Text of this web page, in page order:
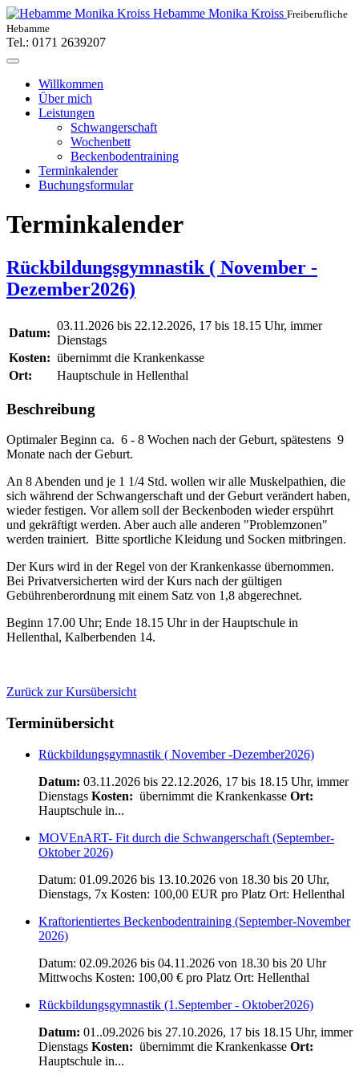
Hebamme Monika Kroiss Freiberufliche
Hebamme
Tel.: 0171 2639207
Willkommen
Über mich
Leistungen
Schwangerschaft
Wochenbett
Beckenbodentraining
Terminkalender
Buchungsformular
Terminkalender
Rückbildungsgymnastik ( November -
Dezember2026)
Datum:
03.11.2026 bis 22.12.2026, 17 bis 18.15 Uhr, immer
Dienstags
Kosten: übernimmt die Krankenkasse
Ort:
Hauptschule in Hellenthal
Beschreibung
Optimaler Beginn ca. 6 - 8 Wochen nach der Geburt, spätestens 9
Monate nach der Geburt.
An 8 Abenden und je 1 1/4 Std. wollen wir alle Muskelpathien, die
sich während der Schwangerschaft und der Geburt verändert haben,
wieder festigen. Vor allem soll der Beckenboden wieder erspührt
und gekräftigt werden. Aber auch alle anderen "Problemzonen"
werden trainiert. Bitte sportliche Kleidung und Socken mitbringen.
Der Kurs wird in der Regel von der Krankenkasse übernommen.
Bei Privatversicherten wird der Kurs nach der gültigen
Gebührenberordnung mit einem Satz von 1,8 abgerechnet.
Beginn 17.00 Uhr; Ende 18.15 Uhr in der Hauptschule in
Hellenthal, Kalberbenden 14.
Zurück zur Kursübersicht
Terminübersicht
Rückbildungsgymnastik ( November -Dezember2026)
Datum: 03.11.2026 bis 22.12.2026, 17 bis 18.15 Uhr, immer
Dienstags Kosten: übernimmt die Krankenkasse Ort:
Hauptschule in...
MOVEnART- Fit durch die Schwangerschaft (September-
Oktober 2026)
Datum: 01.09.2026 bis 13.10.2026 von 18.30 bis 20 Uhr,
Dienstags, 7x Kosten: 100,00 EUR pro Platz Ort: Hellenthal
Kraftorientiertes Beckenbodentraining (September-November
2026)
Datum: 02.09.2026 bis 04.11.2026 von 18.30 bis 20 Uhr
Mittwochs Kosten: 100,00 € pro Platz Ort: Hellenthal
Rückbildungsgymnastik (1.September - Oktober2026)
Datum: 01..09.2026 bis 27.10.2026, 17 bis 18.15 Uhr, immer
Dienstags Kosten: übernimmt die Krankenkasse Ort:
Hauptschule in...